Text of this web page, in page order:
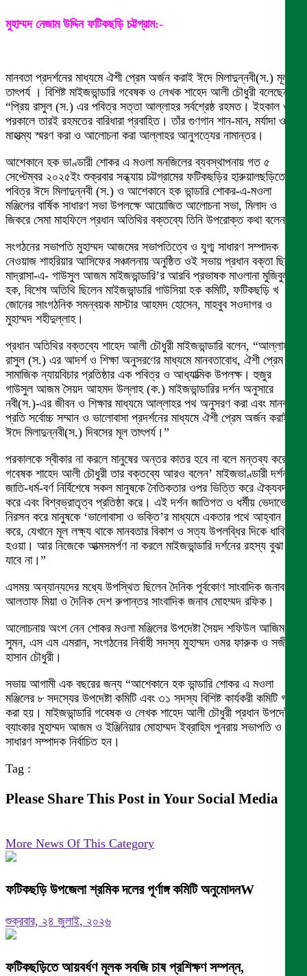
মুহাম্মদ নেজাম উদ্দিন ফটিকছড়ি চট্টগ্রাম:-
মানবতা প্রদর্শনের মাধ্যমে ঐশী প্রেম অর্জন করাই ঈদে মিলাদুন্নবী(স.) মূল
তাৎপর্য । বিশিষ্ট মাইজভান্ডারি গবেষক ও লেখক শাহেদ আলী চৌধুরী বলেছেন,
“প্রিয় রাসুল (স.) এর পবিত্র সত্তা আল্লাহর সর্বশ্রেষ্ঠ রহমত। ইহকাল ও
পরকালে তারই রহমতের বারিধারা প্রবাহিত। তাঁর গুণগান শান-মান, মর্যাদা ও
মাহাত্ম্য স্মরণ করা ও আলোচনা করা আল্লাহর আনুগত্যের নামান্তর।
আশেকানে হক ভাণ্ডারী শোকর এ মওলা মনজিলের ব্যবস্থাপনায় গত ৫
সেপ্টেম্বর ২০২৫ইং শুক্রবার সন্ধ্যায় চট্টগ্রামের ফটিকছড়ির হারুয়ালছড়িতে
পবিত্র ঈদে মিলাদুন্নবী (স.) ও আশেকানে হক ভান্ডারি শোকর-এ-মওলা
মঞ্জিলের বার্ষিক সাধারণ সভা উপলক্ষে আয়োজিত আলোচনা সভা, মিলাদ ও
জিকরে সেমা মাহফিলে প্রধান অতিথির বক্তব্যে তিনি উপরোক্ত কথা বলেন।
সংগঠনের সভাপতি মুহাম্মদ আজমের সভাপতিত্বে ও যুগ্ম সাধারণ সম্পাদক
নেওয়াজ শাহরিয়ার আসিফের সঞ্চালনায় অনুষ্ঠিত ওই সভায় প্রধান বক্তা ছিলেন
মাদ্রাসা-এ- গাউসুল আজম মাইজভান্ডারি’র আরবি প্রভাষক মাওলানা মুজিবুল
হক, বিশেষ অতিথি ছিলেন মাইজভান্ডারি গাউসিয়া হক কমিটি, ফটিকছড়ি খ
জোনের সাংগঠনিক সমন্বয়ক মাস্টার আহমদ হোসেন, মাহবুব সওদাগর ও
মুহাম্মদ শহীদুল্লাহ।
প্রধান অতিথির বক্তব্যে শাহেদ আলী চৌধুরী মাইজভান্ডারি বলেন, “আল্লাহর
রাসুল (স.) এর আদর্শ ও শিক্ষা অনুসরণের মাধ্যমে মানবতাবোধ, ঐশী প্রেম এবং
সামাজিক ন্যায়বিচার প্রতিষ্ঠার এক পবিত্র ও আধ্যাত্মিক উপলক্ষ। হুজুর
গাউসুল আজম সৈয়দ আহমদ উল্লাহ (ক.) মাইজভান্ডারির দর্শন অনুসারে
নবী(স.)-এর জীবন ও শিক্ষার মাধ্যমে আল্লাহর পথ অনুসরণ করা এবং মানবতার
প্রতি সর্বোচ্চ সম্মান ও ভালোবাসা প্রদর্শনের মাধ্যমে ঐশী প্রেম অর্জন করাই
ঈদে মিলাদুন্নবী(স.) দিবসের মূল তাৎপর্য।”
পরকালকে স্বীকার না করলে মানুষের অন্তর কাতর হবে না বলে মন্তব্য করে
গবেষক শাহেদ আলী চৌধুরী তার বক্তব্যে আরও বলেন’ মাইজভাণ্ডারী দর্শন
জাতি-ধর্ম-বর্ণ নির্বিশেষে সকল মানুষকে নৈতিকতার ওপর ভিত্তি করে ঐক্যবদ্ধ
করে এবং বিশ্বভ্রাতৃত্ব প্রতিষ্ঠা করে। এই দর্শন জাতিগত ও ধর্মীয় ভেদাভেদ
নিরসন করে মানুষকে ‘ভালোবাসা ও ভক্তি’র মাধ্যমে একতার পথে আহ্বান
করে, যেখানে মূল লক্ষ্য থাকে মানবতার বিকাশ ও সত্য উপলব্ধির দিকে ধাবিত
হওয়া। আর নিজেকে আত্মসমর্পণ না করলে মাইজভান্ডারি দর্শনের রহস্য বুঝা
যাবে না।”
এসময় অন্যান্যদের মধ্যে উপস্থিত ছিলেন দৈনিক পূর্বকোণ সাংবাদিক জনাব
আলতাফ মিয়া ও দৈনিক দেশ রুপান্তর সাংবাদিক জনাব মোহম্মদ রফিক।
আলোচনায় অংশ নেন শোকর মওলা মঞ্জিলের উপদেষ্টা সৈয়দ শফিউল আজিম
সুমন, এস এম এমরান, সংগঠনের নির্বাহী সদস্য মুহাম্মদ ওমর ফারুক ও সজীবুল
হাসান চৌধুরী।
সভায় আগামী এক বছরের জন্য “আশেকানে হক ভান্ডারি শোকর এ মওলা
মঞ্জিলের ৮ সদস্যের উপদেষ্টা কমিটি এবং ৩১ সদস্য বিশিষ্ট কার্যকরী কমিটি গঠন
করা হয়। মাইজভান্ডারি গবেষক ও লেখক শাহেদ আলী চৌধুরী প্রধান উপদেষ্টা,
ব্যাংকার মুহাম্মদ আজম ও ইঞ্জিনিয়ার মোহাম্মদ ইব্রাহিম পুনরায় সভাপতি ও
সাধারণ সম্পাদক নির্বাচিত হন।
Tag :
Please Share This Post in Your Social Media
More News Of This Category
ফটিকছড়ি উপজেলা শ্রমিক দলের পূর্ণাঙ্গ কমিটি অনুমোদনW
শুক্রবার, ২৪ জুলাই, ২০২৬
ফটিকছড়িতে আয়বর্ধণ মূলক সবজি চাষ প্রশিক্ষণ সম্পন্ন,